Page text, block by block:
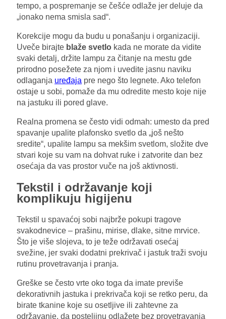
tempo, a pospremanje se češće odlaže jer deluje da
„ionako nema smisla sad“.
Korekcije mogu da budu u ponašanju i organizaciji.
Uveče birajte blaže svetlo kada ne morate da vidite
svaki detalj, držite lampu za čitanje na mestu gde
prirodno posežete za njom i uvedite jasnu naviku
odlaganja uređaja pre nego što legnete. Ako telefon
ostaje u sobi, pomaže da mu odredite mesto koje nije
na jastuku ili pored glave.
Realna promena se često vidi odmah: umesto da pred
spavanje upalite plafonsko svetlo da „još nešto
sredite“, upalite lampu sa mekšim svetlom, složite dve
stvari koje su vam na dohvat ruke i zatvorite dan bez
osećaja da vas prostor vuče na još aktivnosti.
Tekstil i održavanje koji
komplikuju higijenu
Tekstil u spavaćoj sobi najbrže pokupi tragove
svakodnevice – prašinu, mirise, dlake, sitne mrvice.
Što je više slojeva, to je teže održavati osećaj
svežine, jer svaki dodatni prekrivač i jastuk traži svoju
rutinu provetravanja i pranja.
Greške se često vrte oko toga da imate previše
dekorativnih jastuka i prekrivača koji se retko peru, da
birate tkanine koje su osetljive ili zahtevne za
održavanje, da posteljinu odlažete bez provetravanja